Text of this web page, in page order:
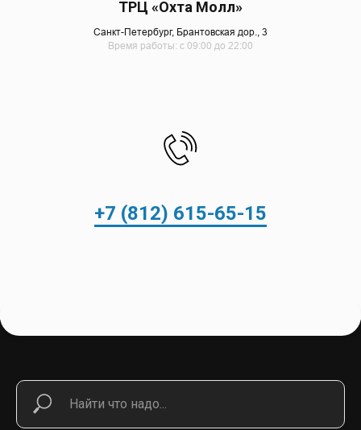
ТРЦ «Охта Молл»
Санкт-Петербург, Брантовская дор., 3
Время работы: с 09:00 до 22:00
+7 (812) 615-65-15